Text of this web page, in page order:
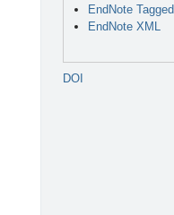
EndNote Tagged
EndNote XML
DOI